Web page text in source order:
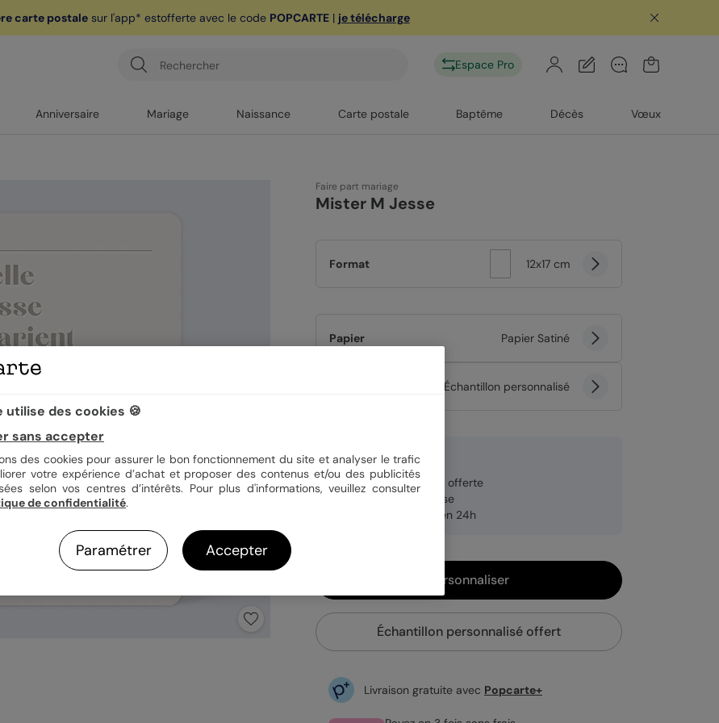
carte postalesur l'app* estofferte avec le code POPCARTE| je télécharge
Espace Pro
Anniversaire Mariage Naissance Carte postale Baptême Décès Vœux
Faire part mariage
Mister M Jesse
Format 12x17 cm
Papier Papier Satiné
Échantillon personnalisé
1,15 €
Enveloppe blanche offerte
Fabrication française
Expédition rapide en 24h
Personnaliser
Échantillon personnalisé offert
Livraison gratuite avec Popcarte+
utilise des cookies 🍪
sans accepter
des cookies pour assurer le bon fonctionnement du site et analyser le trafic
votre expérience d’achat et proposer des contenus et/ou des publicités
selon vos centres d’intérêts. Pour plus d'informations, veuillez consulter
de confidentialité.
Paramétrer Accepter